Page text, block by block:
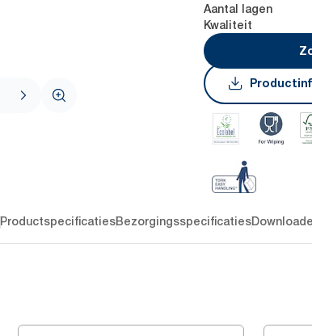
Aantal lagen
Kwaliteit
ProductspecificatiesBezorgingsspecificaties